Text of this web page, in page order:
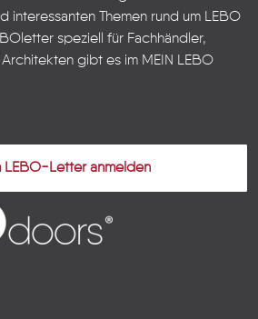
interessanten Themen rund um LEBO
speziell für Fachhändler,
gibt es im MEIN LEBO
LEBO-Letter anmelden